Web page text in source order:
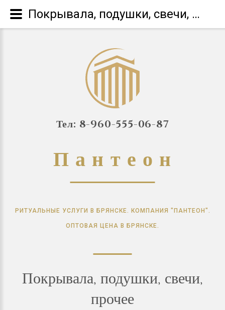
Тел: 8-960-555-06-87
П а н т е о н
РИТУАЛЬНЫЕ УСЛУГИ В БРЯНСКЕ. КОМПАНИЯ "ПАНТЕОН".
ОПТОВАЯ ЦЕНА В БРЯНСКЕ.
Покрывала, подушки, свечи,
прочее
Покрывала, подушки, свечи, прочее. Ритуальные и похоронные услуги в Брянске. Компания "Пантеон". Оптовая цена в Брянске.